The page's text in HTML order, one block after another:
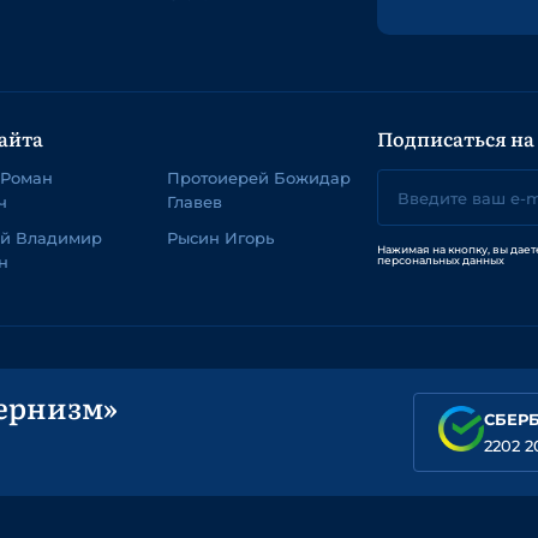
Владимир
Протоиерей Божидар
Главев
Рысин Игорь
Подписаться
Нажимая на кнопку, вы
персональных данных
2202